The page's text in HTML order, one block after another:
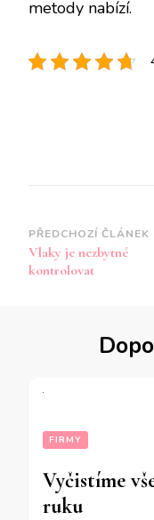
metody nabízí.
Navigace
příspěvku
PŘEDCHOZÍ ČLÁNEK
Vlaky je nezbytné
kontrolovat
FIRMY
Vyčistíme
ruku